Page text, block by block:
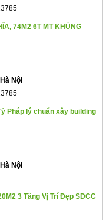
74M2 6T MT KHỦNG
Nội
Pháp lý chuẩn xây building
Nội
3 Tầng Vị Trí Đẹp SDCC